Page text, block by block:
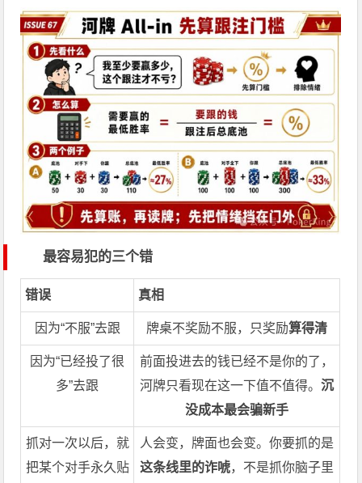
最容易犯的三个错
错误 真相
因为“不服”去跟 牌桌不奖励不服，只奖励算得清
因为“已经投了很
多”去跟
前面投进去的钱已经不是你的了，
河牌只看现在这一下值不值得。沉
没成本最会骗新手
抓对一次以后，就
把某个对手永久贴
人会变，牌面也会变。你要抓的是
这条线里的诈唬，不是抓你脑子里